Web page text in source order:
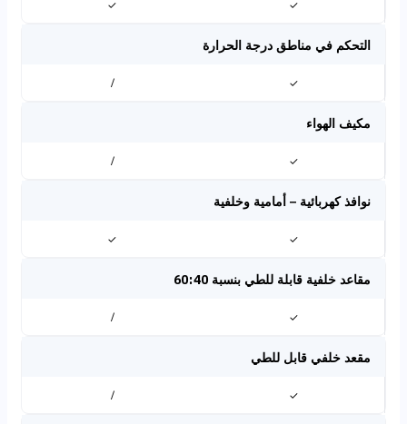
✓
✓
التحكم في مناطق درجة الحرارة
✓
/
مكيف الهواء
✓
/
نوافذ كهربائية – أمامية وخلفية
✓
✓
مقاعد خلفية قابلة للطي بنسبة 60:40
✓
/
مقعد خلفي قابل للطي
✓
/